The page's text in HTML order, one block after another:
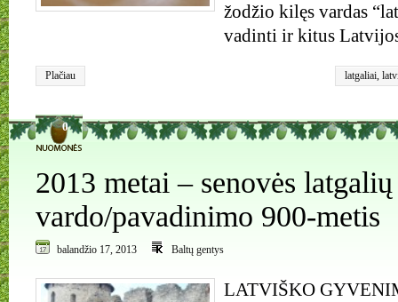
žodžio kilęs vardas
vadinti ir kitus
Plačiau latgaliai,
0
2013 metai – senovės latgalių
vardo/pavadinimo 900-metis
balandžio 17, 2013 Baltų gentys
LATVIŠKO